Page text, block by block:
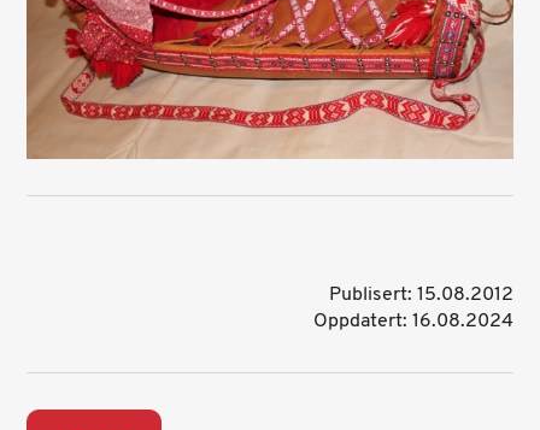
Publisert: 15.08.2012
Oppdatert: 16.08.2024